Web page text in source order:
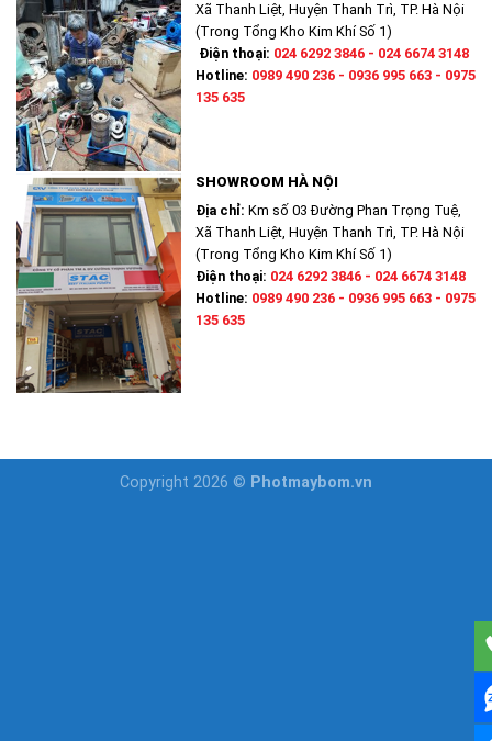
Xã Thanh Liệt, Huyện Thanh Trì, TP. Hà Nội
(Trong Tổng Kho Kim Khí Số 1)
Điện thoại: 024 6292 3846 - 024 6674 3148
Hotline: 0989 490 236 - 0936 995 663 - 0975
135 635
SHOWROOM HÀ NỘI
Địa chỉ: Km số 03 Đường Phan Trọng Tuệ,
Xã Thanh Liệt, Huyện Thanh Trì, TP. Hà Nội
(Trong Tổng Kho Kim Khí Số 1)
Điện thoại: 024 6292 3846 - 024 6674 3148
Hotline: 0989 490 236 - 0936 995 663 - 0975
135 635
Copyright 2026 © Photmaybom.vn